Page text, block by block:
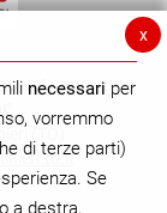
- ARCHIVIO
-
x
necessari per
vorremmo
di terze parti)
Se
a destra,